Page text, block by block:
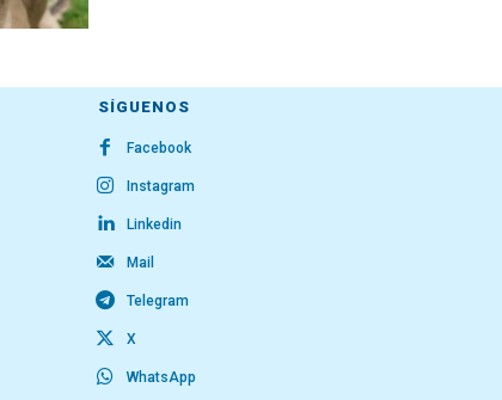
SÍGUENOS
Facebook
Instagram
Linkedin
Mail
Telegram
X
WhatsApp